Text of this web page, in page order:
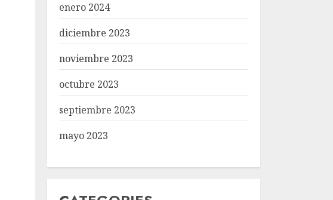
enero 2024
diciembre 2023
noviembre 2023
octubre 2023
septiembre 2023
mayo 2023